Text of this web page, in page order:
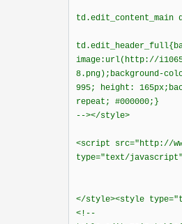
image:url(http://
8.png);background-
995; height:
repeat; #000000;}
--></style>
<script src="http://
type="text/
</style><style
<!--